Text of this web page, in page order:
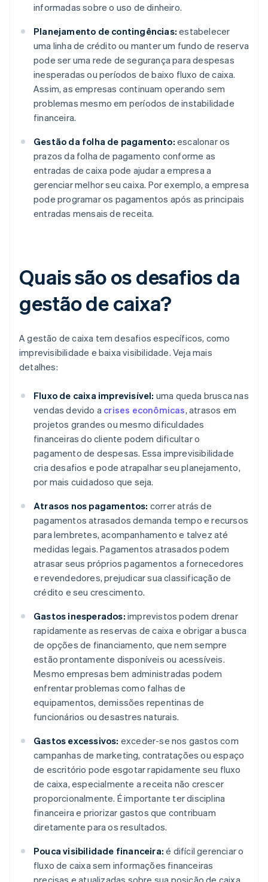
informadas sobre o uso de dinheiro.
Planejamento de contingências: estabelecer
uma linha de crédito ou manter um fundo de reserva
pode ser uma rede de segurança para despesas
inesperadas ou períodos de baixo fluxo de caixa.
Assim, as empresas continuam operando sem
problemas mesmo em períodos de instabilidade
financeira.
Gestão da folha de pagamento: escalonar os
prazos da folha de pagamento conforme as
entradas de caixa pode ajudar a empresa a
gerenciar melhor seu caixa. Por exemplo, a empresa
pode programar os pagamentos após as principais
entradas mensais de receita.
Quais são os desafios da
gestão de caixa?
A gestão de caixa tem desafios específicos, como
imprevisibilidade e baixa visibilidade. Veja mais
detalhes:
Fluxo de caixa imprevisível: uma queda brusca nas
vendas devido a crises econômicas, atrasos em
projetos grandes ou mesmo dificuldades
financeiras do cliente podem dificultar o
pagamento de despesas. Essa imprevisibilidade
cria desafios e pode atrapalhar seu planejamento,
por mais cuidadoso que seja.
Atrasos nos pagamentos: correr atrás de
pagamentos atrasados demanda tempo e recursos
para lembretes, acompanhamento e talvez até
medidas legais. Pagamentos atrasados podem
atrasar seus próprios pagamentos a fornecedores
e revendedores, prejudicar sua classificação de
crédito e seu crescimento.
Gastos inesperados: imprevistos podem drenar
rapidamente as reservas de caixa e obrigar a busca
de opções de financiamento, que nem sempre
estão prontamente disponíveis ou acessíveis.
Mesmo empresas bem administradas podem
enfrentar problemas como falhas de
equipamentos, demissões repentinas de
funcionários ou desastres naturais.
Gastos excessivos: exceder-se nos gastos com
campanhas de marketing, contratações ou espaço
de escritório pode esgotar rapidamente seu fluxo
de caixa, especialmente a receita não crescer
proporcionalmente. É importante ter disciplina
financeira e priorizar gastos que contribuam
diretamente para os resultados.
Pouca visibilidade financeira: é difícil gerenciar o
fluxo de caixa sem informações financeiras